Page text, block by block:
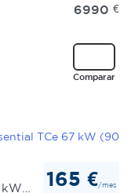
6990 €
Comparar
165 €/mes